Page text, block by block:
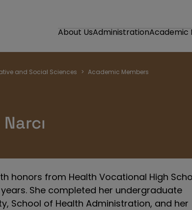
About UsAdministrationAcademic
and Social Sciences Academic Members
honors from Health Vocational High
She completed her undergraduate
School of Health Administration, and her